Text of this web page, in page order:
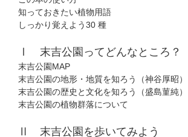
知っておきたい植物用語
しっかり覚えよう30 種
Ⅰ 末吉公園ってどんなところ？
末吉公園MAP
末吉公園の地形・地質を知ろう（神谷厚昭）
末吉公園の歴史と文化を知ろう（盛島菫純）
末吉公園の植物群落について
Ⅱ 末吉公園を歩いてみよう